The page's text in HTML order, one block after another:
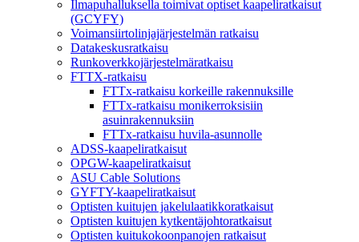
Ilmapuhalluksella toimivat optiset kaapeliratkaisut
(GCYFY)
Voimansiirtolinjajärjestelmän ratkaisu
Datakeskusratkaisu
Runkoverkkojärjestelmäratkaisu
FTTX-ratkaisu
FTTx-ratkaisu korkeille rakennuksille
FTTx-ratkaisu monikerroksisiin
asuinrakennuksiin
FTTx-ratkaisu huvila-asunnolle
ADSS-kaapeliratkaisut
OPGW-kaapeliratkaisut
ASU Cable Solutions
GYFTY-kaapeliratkaisut
Optisten kuitujen jakelulaatikkoratkaisut
Optisten kuitujen kytkentäjohtoratkaisut
Optisten kuitukokoonpanojen ratkaisut